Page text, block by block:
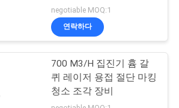
진기
negotiable MOQ:1
연락하다
700 M3/H 집진기 흄 갈
퀴 레이저 용접 절단 마킹
청소 조각 장비